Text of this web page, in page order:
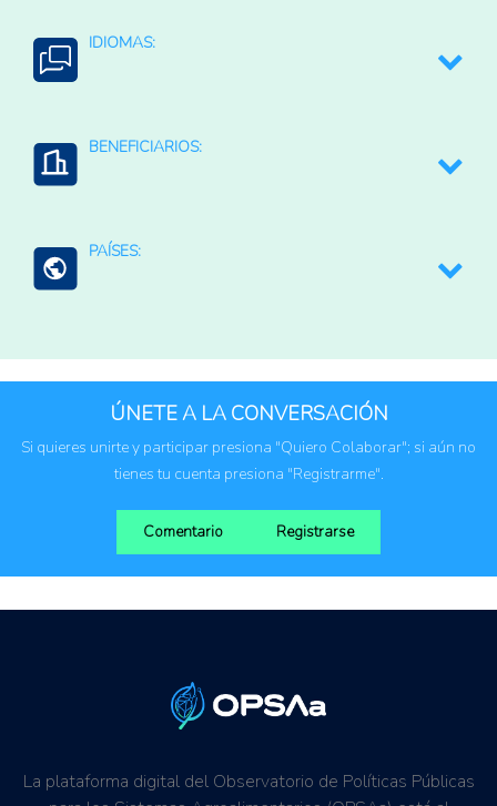
Asistencia técnica a los productores
Formación y capacitación a los agricultores
IDIOMAS:
BENEFICIARIOS:
Productores agropecuarios
Agricultura familiar
PAÍSES:
ÚNETE A LA CONVERSACIÓN
Si quieres unirte y participar presiona "Quiero Colaborar"; si aún no
tienes tu cuenta presiona "Registrarme".
Comentario Registrarse
La plataforma digital del Observatorio de Políticas Públicas